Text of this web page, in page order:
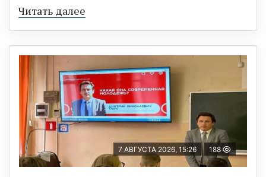
Читать далее
7 АВГУСТА 2026, 15:26 188